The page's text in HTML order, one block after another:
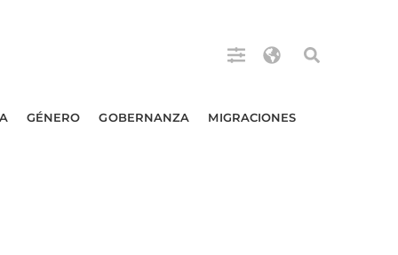
GÉNERO GOBERNANZA MIGRACIONES